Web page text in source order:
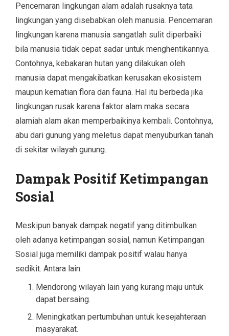
Pencemaran lingkungan alam adalah rusaknya tata
lingkungan yang disebabkan oleh manusia. Pencemaran
lingkungan karena manusia sangatlah sulit diperbaiki
bila manusia tidak cepat sadar untuk menghentikannya.
Contohnya, kebakaran hutan yang dilakukan oleh
manusia dapat mengakibatkan kerusakan ekosistem
maupun kematian flora dan fauna. Hal itu berbeda jika
lingkungan rusak karena faktor alam maka secara
alamiah alam akan memperbaikinya kembali. Contohnya,
abu dari gunung yang meletus dapat menyuburkan tanah
di sekitar wilayah gunung.
Dampak Positif Ketimpangan
Sosial
Meskipun banyak dampak negatif yang ditimbulkan
oleh adanya ketimpangan sosial, namun Ketimpangan
Sosial juga memiliki dampak positif walau hanya
sedikit. Antara lain:
Mendorong wilayah lain yang kurang maju untuk
dapat bersaing.
Meningkatkan pertumbuhan untuk kesejahteraan
masyarakat.